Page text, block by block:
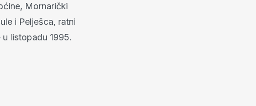
Mornarički
i Pelješca, ratni
listopadu 1995.